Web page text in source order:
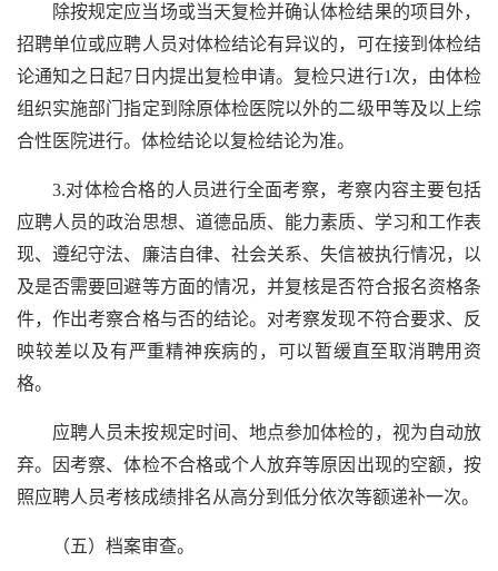
除按规定应当场或当天复检并确认体检结果的项目外，
招聘单位或应聘人员对体检结论有异议的，可在接到体检结
论通知之日起7日内提出复检申请。复检只进行1次，由体检
组织实施部门指定到除原体检医院以外的二级甲等及以上综
合性医院进行。体检结论以复检结论为准。
3.对体检合格的人员进行全面考察，考察内容主要包括
应聘人员的政治思想、道德品质、能力素质、学习和工作表
现、遵纪守法、廉洁自律、社会关系、失信被执行情况，以
及是否需要回避等方面的情况，并复核是否符合报名资格条
件，作出考察合格与否的结论。对考察发现不符合要求、反
映较差以及有严重精神疾病的，可以暂缓直至取消聘用资
格。
应聘人员未按规定时间、地点参加体检的，视为自动放
弃。因考察、体检不合格或个人放弃等原因出现的空额，按
照应聘人员考核成绩排名从高分到低分依次等额递补一次。
（五）档案审查。